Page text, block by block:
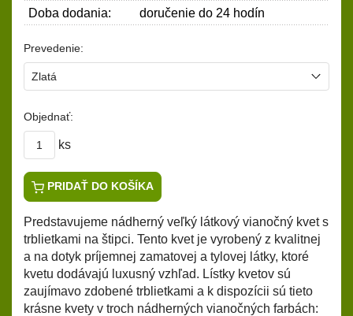
Doba dodania:
doručenie do 24 hodín
Prevedenie:
Objednať:
ks
PRIDAŤ DO KOŠÍKA
Predstavujeme nádherný veľký látkový vianočný kvet s
trblietkami na štipci. Tento kvet je vyrobený z kvalitnej
a na dotyk príjemnej zamatovej a tylovej látky, ktoré
kvetu dodávajú luxusný vzhľad. Lístky kvetov sú
zaujímavo zdobené trblietkami a k dispozícii sú tieto
krásne kvety v troch nádherných vianočných farbách: